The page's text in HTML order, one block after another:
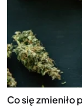
Co się zmieniło